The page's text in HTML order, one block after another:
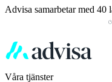
Advisa samarbetar med 40
Våra tjänster